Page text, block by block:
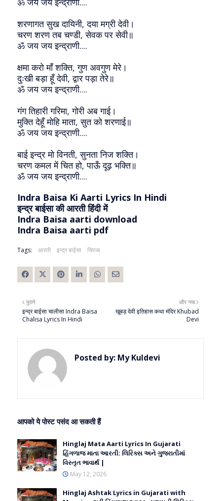
शरणागत सुख दायिनी, दया मग्री देवी।
चरण शरण तब चण्डी, सेवक पर सेवी॥
ॐ जय जय इन्द्राणी....
क्षमा करो माँ शक्ति, गुण अवगुण मेरे।
दुःखी बड़ा हूँ देवी, द्वार पड़ा तेरे॥
ॐ जय जय इन्द्राणी....
गंग तिहारी गरिमा, गोरी अब गाई।
मुक्ति देहूँ मोहि माता, सुत को शरणाई॥
ॐ जय जय इन्द्राणी....
बाई इन्द्र मो विनती, सुनता निज शक्ति।
चरण कमल में चित हो, पाऊँ दूढ़ भक्ति॥
ॐ जय जय इन्द्राणी....
Indra Baisa Ki Aarti Lyrics In Hindi
इन्द्र बाईसा की आरती हिंदी में
Indra Baisa aarti download
Indra Baisa aarti pdf
Tags: आरती इन्द्र बाईसा चिरजा
और नया
खूबड़ देवी इतिहास कथा मंदिर Khubad
Devi
पुराने
इन्द्र बाईसा चालीसा Indra Baisa
Chalisa Lyrics In Hindi
Posted by: My Kuldevi
आपको ये पोस्ट पसंद आ सकती हैं
Hinglaj Mata Aarti Lyrics In Gujarati
હિંગળાજ માતા આરતી: લિરિક્સ અને ગુજરાતીમાં
વિસ્તૃત ભાવાર્થ |
May 12, 2026
Hinglaj Ashtak Lyrics in Gujarati with